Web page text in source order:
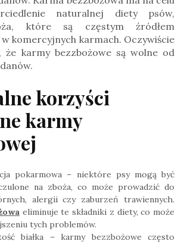
naturalnej diety psów,
które są częstym źródłem
komercyjnych karmach. Oczywiście
że karmy bezzbożowe są wolne od
korzyści
karmy
pokarmowa – niektóre psy mogą być
na zboża, co może prowadzić do
alergii czy zaburzeń trawiennych.
eliminuje te składniki z diety, co może
tych problemów.
białka – karmy bezzbożowe często